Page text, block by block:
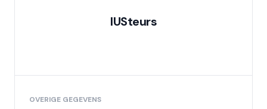
IUSteurs
OVERIGE GEGEVENS